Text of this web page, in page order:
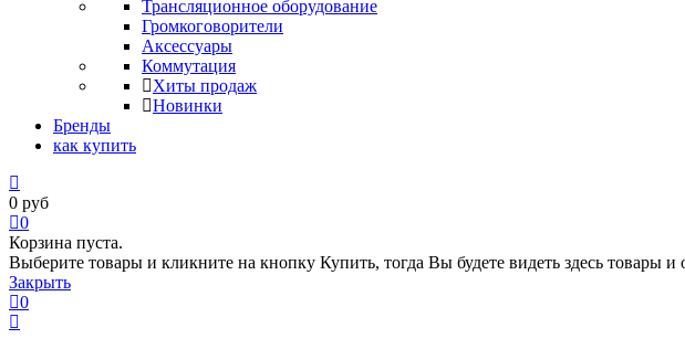
Трансляционное оборудование
Громкоговорители
Аксессуары
Коммутация
Хиты продаж
Новинки
Бренды
как купить
0 руб
0
Корзина пуста.
Выберите товары и кликните на кнопку Купить, тогда Вы будете видеть здесь товары
Закрыть
0